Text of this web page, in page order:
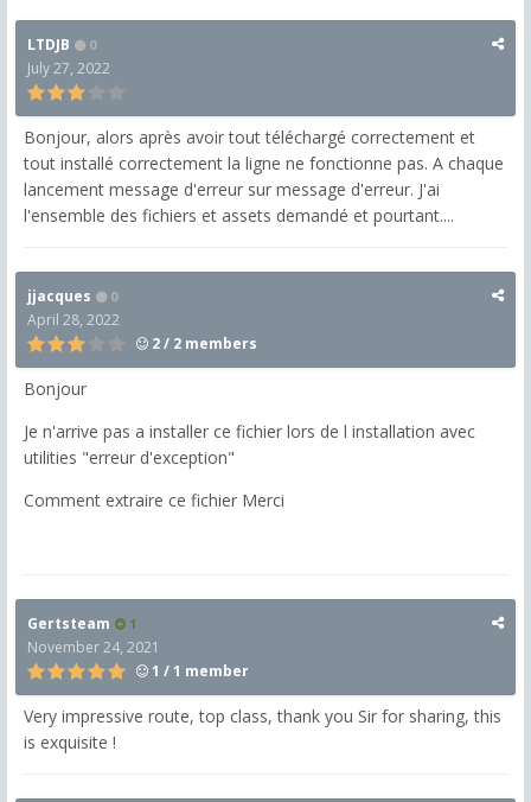
LTDJB 0
July 27, 2022
Bonjour, alors après avoir tout téléchargé correctement et
tout installé correctement la ligne ne fonctionne pas. A chaque
lancement message d'erreur sur message d'erreur. J'ai
l'ensemble des fichiers et assets demandé et pourtant....
jjacques 0
April 28, 2022
2 / 2 members
Bonjour
Je n'arrive pas a installer ce fichier lors de l installation avec
utilities "erreur d'exception"
Comment extraire ce fichier Merci
Gertsteam 1
November 24, 2021
1 / 1 member
Very impressive route, top class, thank you Sir for sharing, this
is exquisite !